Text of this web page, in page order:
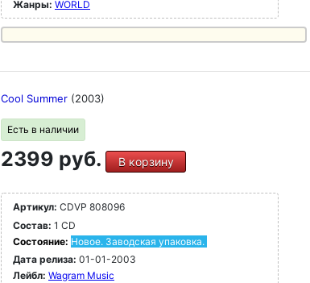
Жанры: WORLD
Cool Summer (2003)
Есть в наличии
2399 руб. В корзину
Артикул: CDVP 808096
Состав: 1 CD
Состояние: Новое. Заводская упаковка.
Дата релиза: 01-01-2003
Лейбл: Wagram Music